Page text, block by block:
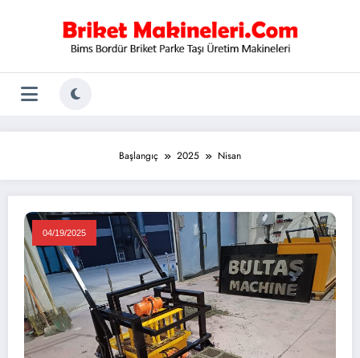
Başlangıç 2025 Nisan
04/19/2025